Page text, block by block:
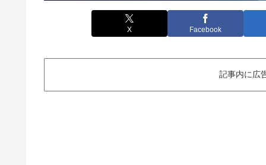
X Facebook
記事内に広